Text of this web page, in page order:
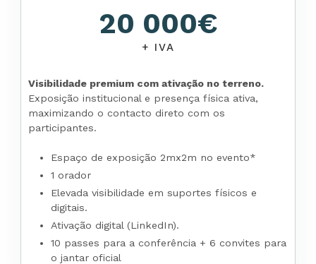
20 000€
+ IVA
Visibilidade premium com ativação no terreno.
Exposição institucional e presença física ativa,
maximizando o contacto direto com os
participantes.
Espaço de exposição 2mx2m no evento*
1 orador
Elevada visibilidade em suportes físicos e
digitais.
Ativação digital (LinkedIn).
10 passes para a conferência + 6 convites para
o jantar oficial